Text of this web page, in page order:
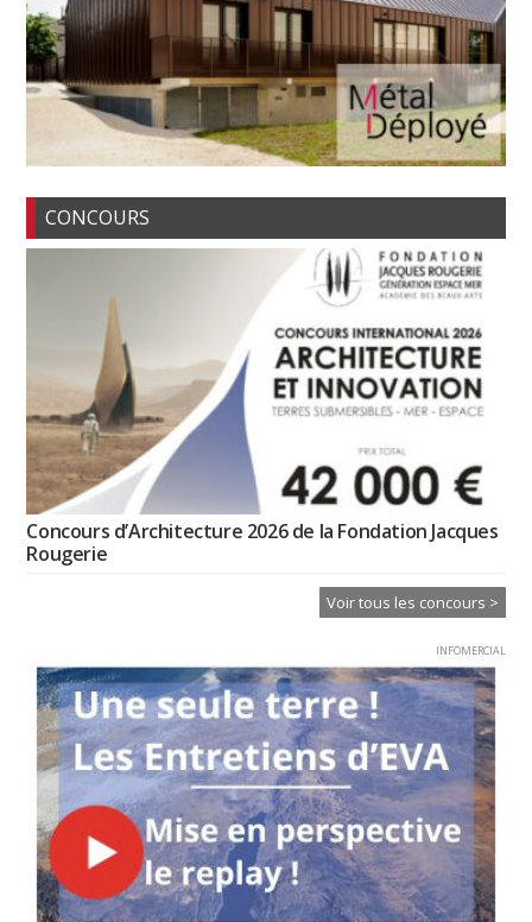
CONCOURS
Concours d’Architecture 2026 de la Fondation Jacques
Rougerie
Voir tous les concours >
INFOMERCIAL